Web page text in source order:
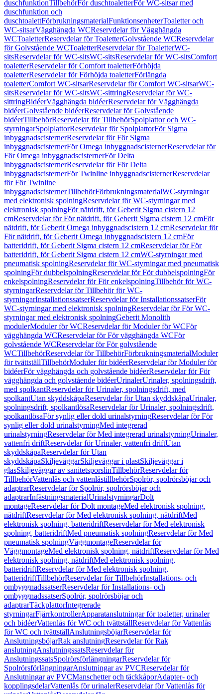
duschfunktionTillbehörFör duschtoaletterFör WC-sitsar med
duschfunktion och
duschtoalettFörbrukningsmaterialFunktionsenheterToaletter och
WC-sitsarVägghängda WCReservdelar för Vägghängda
WCToaletterReservdelar för ToaletterGolvstående WCReservdelar
för Golvstående WCToaletterReservdelar för ToaletterWC-
sitsReservdelar för WC-sitsWC-sitsReservdelar för WC-sitsComfort
toaletterReservdelar för Comfort toaletterFörhöjda
toaletterReservdelar för Förhöjda toaletterFörlängda
toaletterComfort WC-sitsarReservdelar för Comfort WC-sitsarWC-
sitsReservdelar för WC-sitsWC-sittringReservdelar för WC-
sittringBidéerVägghängda bidéerReservdelar för Vägghängda
bidéerGolvstående bidéerReservdelar för Golvstående
bidéerTillbehörReservdelar för TillbehörSpolplattor och WC-
styrningarSpolplattorReservdelar för SpolplattorFör Sigma
inbyggnadscisternerReservdelar för För Sigma
inbyggnadscisternerFör Omega inbyggnadscisternerReservdelar för
För Omega inbyggnadscisternerFör Delta
inbyggnadscisternerReservdelar för För Delta
inbyggnadscisternerFör Twinline inbyggnadscisternerReservdelar
för För Twinline
inbyggnadscisternerTillbehörFörbrukningsmaterialWC-styrningar
med elektronisk spolningReservdelar för WC-styrningar med
elektronisk spolningFör nätdrift, för Geberit Sigma cistern 12
cmReservdelar för För nätdrift, för Geberit Sigma cistern 12 cmFör
nätdrift, för Geberit Omega inbyggnadscistern 12 cmReservdelar för
För nätdrift, för Geberit Omega inbyggnadscistern 12 cmFör
batteridrift, för Geberit Sigma cistern 12 cmReservdelar för För
batteridrift, för Geberit Sigma cistern 12 cmWC-styrningar med
pneumatisk spolningReservdelar för WC-styrningar med pneumatisk
spolningFör dubbelspolningReservdelar för För dubbelspolningFör
enkelspolningReservdelar för För enkelspolningTillbehör för WC-
styrningarReservdelar för Tillbehör för WC-
styrningarInstallationssatserReservdelar för InstallationssatserFör
WC-styrningar med elektronisk spolningReservdelar för För WC-
styrningar med elektronisk spolningGeberit Monolith
modulerModuler för WCReservdelar för Moduler för WCFör
vägghängda WCReservdelar för För vägghängda WCFör
golvstående WCReservdelar för För golvstående
WCTillbehörReservdelar för TillbehörFörbrukningsmaterialModuler
för tvättställTillbehörModuler för bidéerReservdelar för Moduler för
bidéerFör vägghängda och golvstående bidéerReservdelar för För
vägghängda och golvstående bidéerUrinalerUrinaler, spolningsdrift,
med spolkantReservdelar för Urinaler, spolningsdrift, med
spolkantUtan skyddskåpaReservdelar för Utan skyddskåpaUrinaler,
spolningsdrift, spolkantlösaReservdelar för Urinaler, spolningsdrift,
spolkantlösaFör synlig eller dold urinalstyrningReservdelar för För
synlig eller dold urinalstyrningMed integrerad
urinalstyrningReservdelar för Med integrerad urinalstyrningUrinaler,
vattenfri driftReservdelar för Urinaler, vattenfri driftUtan
skyddskåpaReservdelar för Utan
skyddskåpaSkiljeväggarSkiljeväggar i plastSkiljeväggar i
glasSkiljeväggar av sanitetsporslinTillbehörReservdelar för
TillbehörVattenlås och vattenlåstillbehörSpolrör, spolrörsböjar och
adaptrarReservdelar för Spolrör, spolrörsböjar och
adaptrarInfästningsmaterialUrinalstyrningarDolt
montageReservdelar för Dolt montageMed elektronisk spolning,
nätdriftReservdelar för Med elektronisk spolning, nätdriftMed
elektronisk spolning, batteridriftReservdelar för Med elektronisk
spolning, batteridriftMed pneumatisk spolningReservdelar för Med
pneumatisk spolningVäggmontageReservdelar för
VäggmontageMed elektronisk spolning, nätdriftReservdelar för Med
elektronisk spolning, nätdriftMed elektronisk spolning,
batteridriftReservdelar för Med elektronisk spolning,
batteridriftTillbehörReservdelar för TillbehörInstallations- och
ombyggnadssatserReservdelar för Installations- och
ombyggnadssatserSpolrör, spolrörsböjar och
adaptrarTäckplattorIntegrerade
styrningarFjärrkontrollerApparatanslutningar för toaletter, urinaler
och bidéerVattenlås för WC och tvättställReservdelar för Vattenlås
för WC och tvättställAnslutningsböjarReservdelar för
AnslutningsböjarRak anslutningReservdelar för Rak
anslutningAnslutningssatsReservdelar för
AnslutningssatsSpolrörsförlängningarReservdelar för
SpolrörsförlängningarAnslutningar av PVCReservdelar för
Anslutningar av PVCManschetter och täckkåporAdapter- och
kopplingsdelarVattenlås för urinalerReservdelar för Vattenlås för